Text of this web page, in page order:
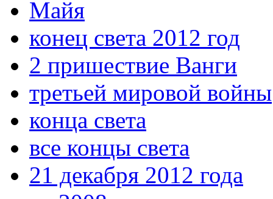
Майя
конец света 2012 год
2 пришествие Ванги
третьей мировой войны
конца света
все концы света
21 декабря 2012 года